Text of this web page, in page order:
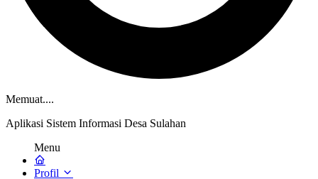
Memuat....
Aplikasi Sistem Informasi Desa Sulahan
Menu
Profil